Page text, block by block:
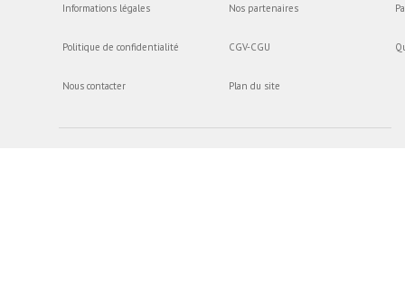
Informations légales
Politique de confidentialité
Nous contacter
Nos partenaires
CGV-CGU
Plan du site